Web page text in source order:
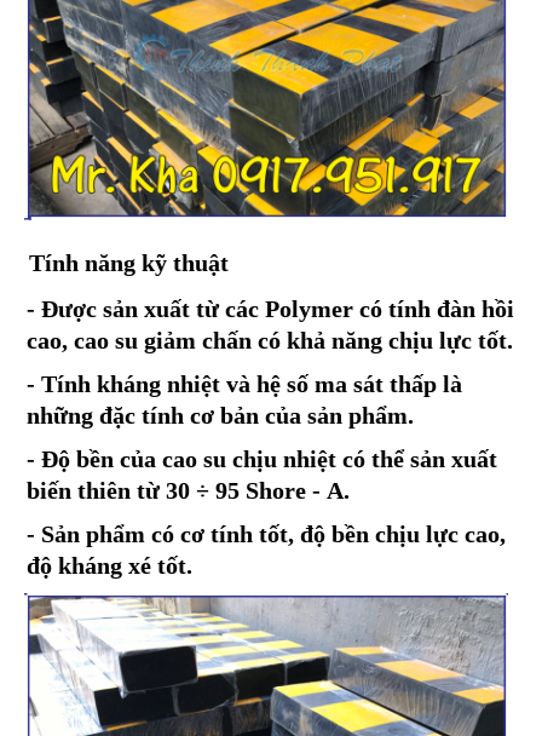
Tính năng kỹ thuật
- Được sản xuất từ các Polymer có tính đàn hồi
cao, cao su giảm chấn có khả năng chịu lực tốt.
- Tính kháng nhiệt và hệ số ma sát thấp là
những đặc tính cơ bản của sản phẩm.
- Độ bền của cao su chịu nhiệt có thể sản xuất
biến thiên từ 30 ÷ 95 Shore - A.
- Sản phẩm có cơ tính tốt, độ bền chịu lực cao,
độ kháng xé tốt.